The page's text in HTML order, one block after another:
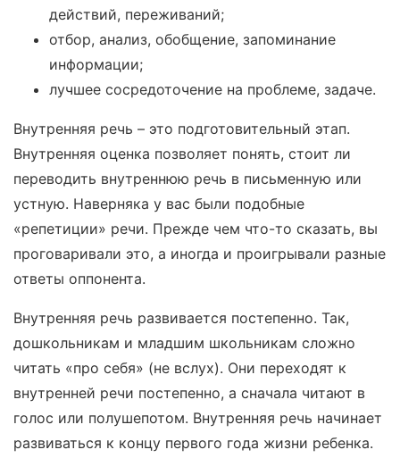
действий, переживаний;
отбор, анализ, обобщение, запоминание
информации;
лучшее сосредоточение на проблеме, задаче.
Внутренняя речь – это подготовительный этап.
Внутренняя оценка позволяет понять, стоит ли
переводить внутреннюю речь в письменную или
устную. Наверняка у вас были подобные
«репетиции» речи. Прежде чем что-то сказать, вы
проговаривали это, а иногда и проигрывали разные
ответы оппонента.
Внутренняя речь развивается постепенно. Так,
дошкольникам и младшим школьникам сложно
читать «про себя» (не вслух). Они переходят к
внутренней речи постепенно, а сначала читают в
голос или полушепотом. Внутренняя речь начинает
развиваться к концу первого года жизни ребенка.